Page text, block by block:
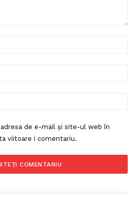
de e-mail și site-ul web în
viitoare i comentariu.